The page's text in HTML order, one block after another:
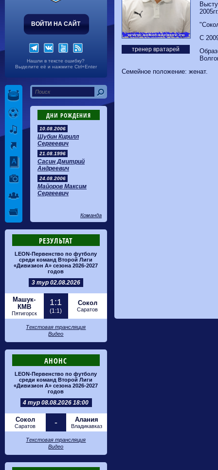
ВОЙТИ НА САЙТ
Нашли в тексте ошибку?
Выделите её и нажмите Ctrl+Enter
ДНИ РОЖДЕНИЯ
10.08.2006
Шубин Кирилл
Сергеевич
21.08.1996
Сасин Дмитрий
Андреевич
24.08.2006
Майоров Максим
Сергеевич
Команда
РЕЗУЛЬТАТ
LEON-Первенство по футболу
среди команд Второй Лиги
«Дивизион А» сезона 2026-2027
годов
3 тур 02.08.2026
Машук-
КМВ
Пятигорск
1:1
(1:1)
Сокол
Саратов
Текстовая трансляция
Видео
АНОНС
LEON-Первенство по футболу
среди команд Второй Лиги
«Дивизион А» сезона 2026-2027
годов
4 тур 08.08.2026 18:00
Сокол
Саратов - Алания
Владикавказ
Текстовая трансляция
Видео
тренер вратарей
C
Семейное положение: женат.
Калуга
Сибирь